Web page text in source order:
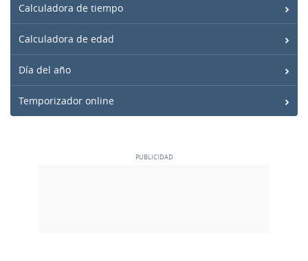
Calculadora de tiempo
Calculadora de edad
Día del año
Temporizador online